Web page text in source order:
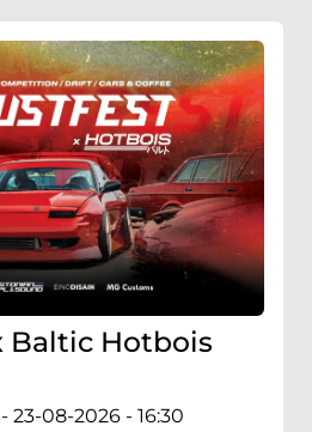
Baltic Hotbois
23-08-2026 - 16:30